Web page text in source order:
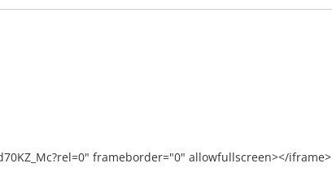
frameborder="0" allowfullscreen></iframe>